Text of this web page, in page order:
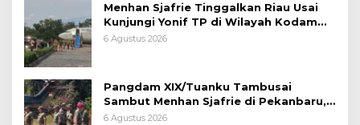
Menhan Sjafrie Tinggalkan Riau Usai
Kunjungi Yonif TP di Wilayah Kodam
XIX/Tuanku Tambusai
6 Agustus 2026
Pangdam XIX/Tuanku Tambusai
Sambut Menhan Sjafrie di Pekanbaru,
Ada Agenda Penting
6 Agustus 2026